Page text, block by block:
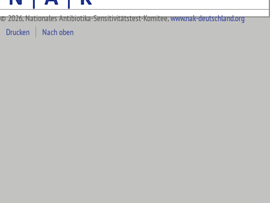
© 2026, Nationales Antibiotika-Sensitivitätstest-Komitee,www.nak-deutschland.org
Drucken
Nach oben